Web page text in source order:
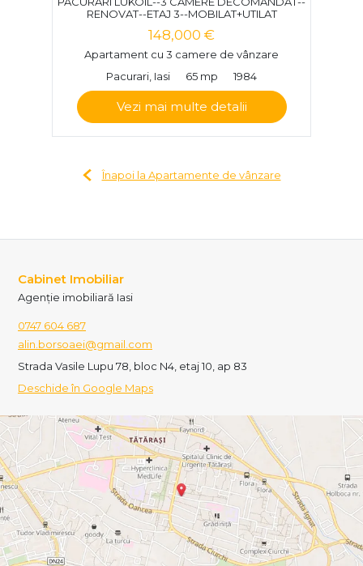
RENOVAT--ETAJ 3--MOBILAT+UTILAT
148,000 €
Apartament cu 3 camere de vânzare
Pacurari, Iasi
65 mp 1984
Vezi mai multe detalii
Înapoi la Apartamente de vânzare
Cabinet Imobiliar
Agenție imobiliară Iasi
0747 604 687
alin.borsoaei@gmail.com
Strada Vasile Lupu 78, bloc N4, etaj 10, ap 83
Deschide în Google Maps